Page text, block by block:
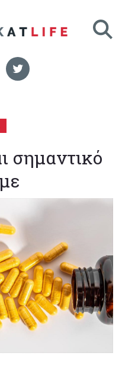
σημαντικό